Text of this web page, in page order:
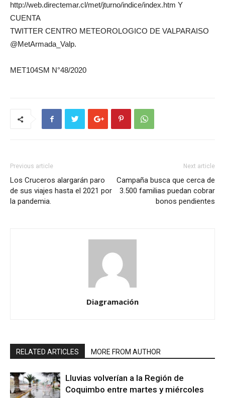
http://web.directemar.cl/met/jturno/indice/index.htm Y
CUENTA
TWITTER CENTRO METEOROLOGICO DE VALPARAISO
@MetArmada_Valp.
MET104SM N°48/2020
Previous article
Los Cruceros alargarán paro
de sus viajes hasta el 2021 por
la pandemia.
Next article
Campaña busca que cerca de
3.500 familias puedan cobrar
bonos pendientes
Diagramación
RELATED ARTICLES MORE FROM AUTHOR
Lluvias volverían a la Región de
Coquimbo entre martes y miércoles